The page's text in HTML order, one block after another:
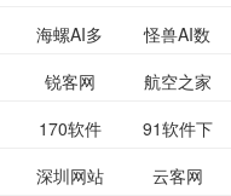
作 - 国内
领先的AI
图片、文
案创作平
更多>>
海螺AI多
模态大语
言模型
怪兽AI数
字人更多>>
锐客网
航空之家
更多>>
170软件
下载站
91软件下
载更多>>
深圳网站 云客网